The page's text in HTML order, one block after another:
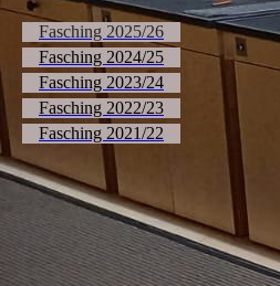
Fasching 2025/26
Fasching 2024/25
Fasching 2023/24
Fasching 2022/23
Fasching 2021/22